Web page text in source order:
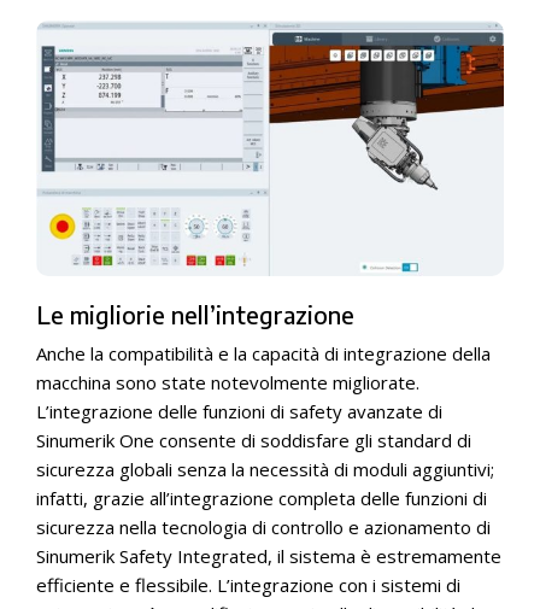
Le migliorie nell’integrazione
Anche la compatibilità e la capacità di integrazione della
macchina sono state notevolmente migliorate.
L’integrazione delle funzioni di safety avanzate di
Sinumerik One consente di soddisfare gli standard di
sicurezza globali senza la necessità di moduli aggiuntivi;
infatti, grazie all’integrazione completa delle funzioni di
sicurezza nella tecnologia di controllo e azionamento di
Sinumerik Safety Integrated, il sistema è estremamente
efficiente e flessibile. L’integrazione con i sistemi di